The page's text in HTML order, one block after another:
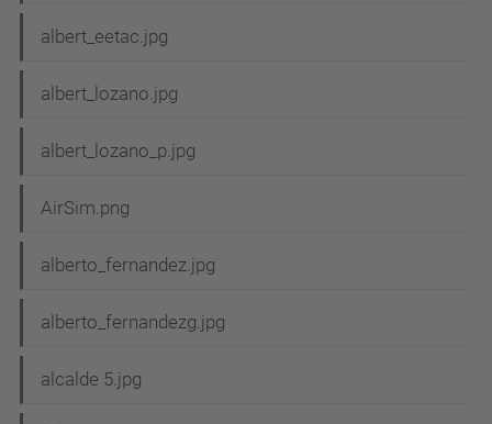
albert_eetac.jpg
albert_lozano.jpg
albert_lozano_p.jpg
AirSim.png
alberto_fernandez.jpg
alberto_fernandezg.jpg
alcalde 5.jpg